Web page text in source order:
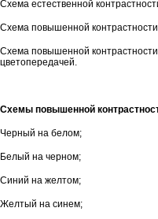
Схема естественной
Схема повышенной
Схема повышенной
цветопередачей.
Схемы повышенной
Черный на белом;
Белый на черном;
Синий на желтом;
Желтый на синем;